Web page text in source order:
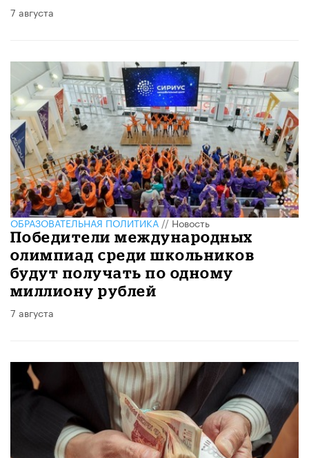
7 августа
ОБРАЗОВАТЕЛЬНАЯ ПОЛИТИКА//Новость
Победители международных
олимпиад среди школьников
будут получать по одному
миллиону рублей
7 августа